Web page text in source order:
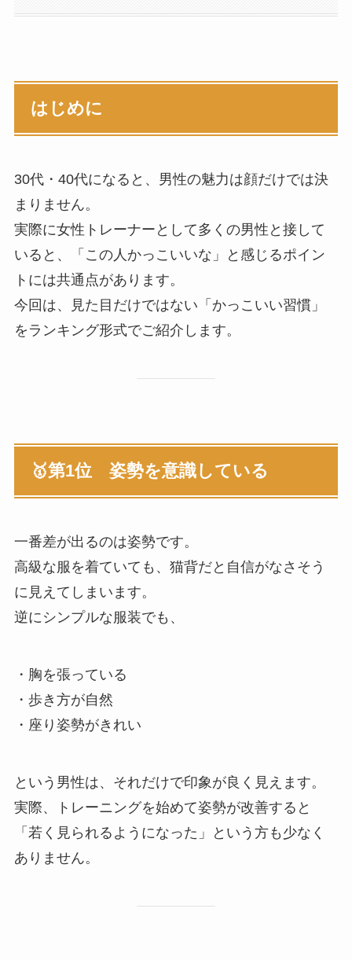
はじめに
30代・40代になると、男性の魅力は顔だけでは決
まりません。
実際に女性トレーナーとして多くの男性と接して
いると、「この人かっこいいな」と感じるポイン
トには共通点があります。
今回は、見た目だけではない「かっこいい習慣」
をランキング形式でご紹介します。
🥇第1位 姿勢を意識している
一番差が出るのは姿勢です。
高級な服を着ていても、猫背だと自信がなさそう
に見えてしまいます。
逆にシンプルな服装でも、
・胸を張っている
・歩き方が自然
・座り姿勢がきれい
という男性は、それだけで印象が良く見えます。
実際、トレーニングを始めて姿勢が改善すると
「若く見られるようになった」という方も少なく
ありません。